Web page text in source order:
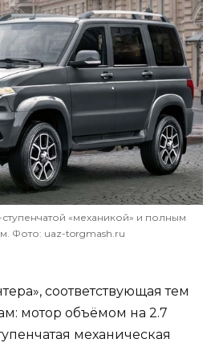
«механикой» и полным
Фото: uaz-torgmash.ru
соответствующая тем
мотор объёмом на 2.7
механическая